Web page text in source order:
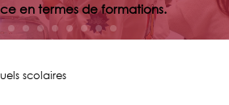
en termes de formations.
scolaires